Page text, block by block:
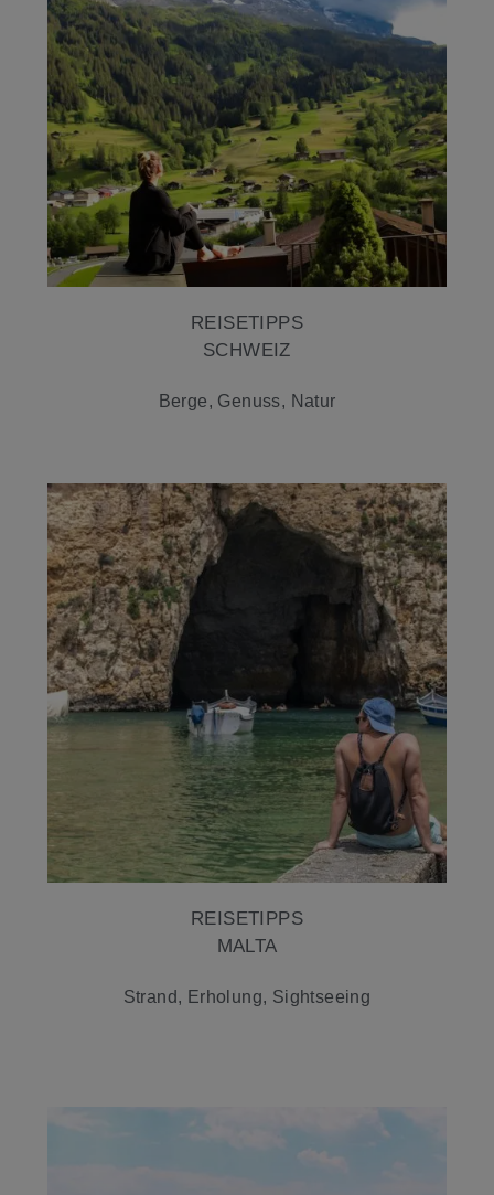
REISETIPPS
SCHWEIZ
Berge, Genuss, Natur
REISETIPPS
MALTA
Strand, Erholung, Sightseeing